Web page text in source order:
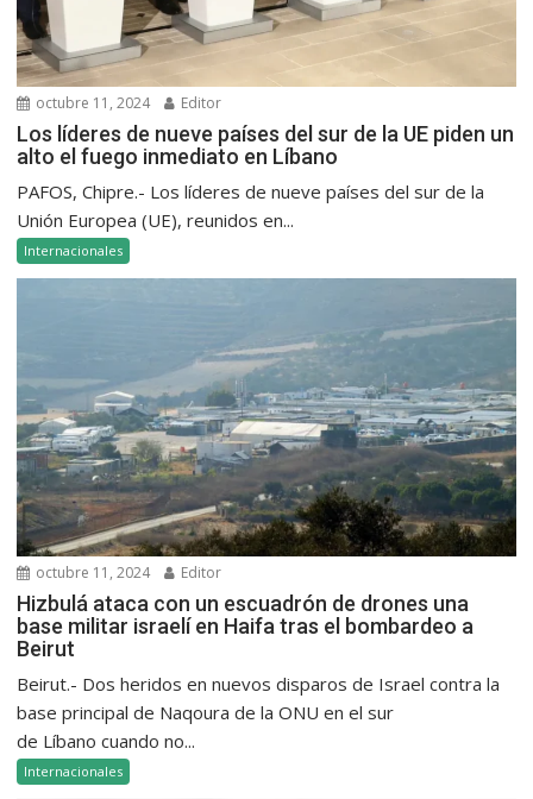
octubre 11, 2024 Editor
Los líderes de nueve países del sur de la UE piden un
alto el fuego inmediato en Líbano
PAFOS, Chipre.- Los líderes de nueve países del sur de la
Unión Europea (UE), reunidos en...
Internacionales
octubre 11, 2024 Editor
Hizbulá ataca con un escuadrón de drones una
base militar israelí en Haifa tras el bombardeo a
Beirut
Beirut.- Dos heridos en nuevos disparos de Israel contra la
base principal de Naqoura de la ONU en el sur
de Líbano cuando no...
Internacionales